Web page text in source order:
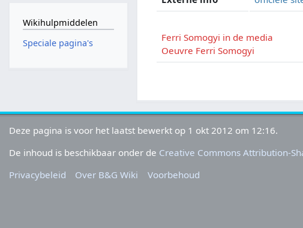
Ferri Somogyi in de media
Oeuvre Ferri Somogyi
Wikihulpmiddelen
Speciale pagina's
Deze pagina is voor het laatst bewerkt op 1 okt 2012 om 12:16.
De inhoud is beschikbaar onder de Creative Commons Attribution-
Privacybeleid
Over B&G Wiki Voorbehoud